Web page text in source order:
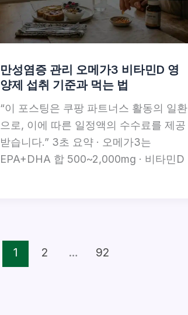
만성염증 관리 오메가3 비타민D 영
양제 섭취 기준과 먹는 법
“이 포스팅은 쿠팡 파트너스 활동의 일환
으로, 이에 따른 일정액의 수수료를 제공
받습니다.” 3초 요약 · 오메가3는
EPA+DHA 합 500~2,000mg · 비타민D
1 2 … 92